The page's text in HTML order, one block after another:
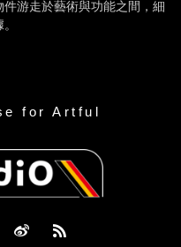
游走於藝術與功能之間，細
for Artful